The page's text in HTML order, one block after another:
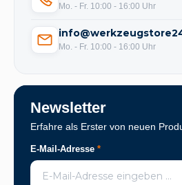
Mo. - Fr. 10:00 - 16:00 Uhr
Mo. - Fr. 10:00 - 16:00 Uhr
Newsletter
Erfahre als Erster von neuen
E-Mail-Adresse *